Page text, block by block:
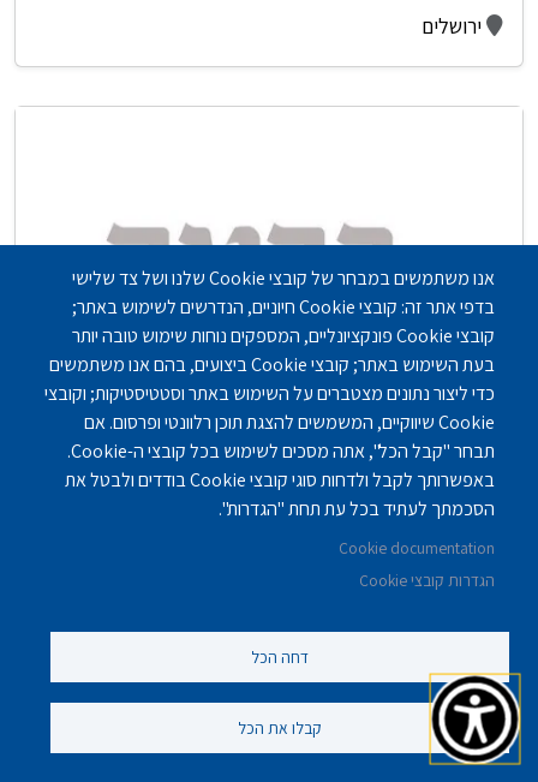
ירושלים
דיור מוגן בירושלים - אחוזת בית הכרם
אנו משתמשים במבחר של קובצי Cookie שלנו ושל צד שלישי
בדפי אתר זה: קובצי Cookie חיוניים, הנדרשים לשימוש באתר;
קובצי Cookie פונקציונליים, המספקים נוחות שימוש טובה יותר
בעת השימוש באתר; קובצי Cookie ביצועים, בהם אנו משתמשים
כדי ליצור נתונים מצטברים על השימוש באתר וסטטיסטיקות; וקובצי
Cookie שיווקיים, המשמשים להצגת תוכן רלוונטי ופרסום. אם
תבחר "קבל הכל", אתה מסכים לשימוש בכל קובצי ה-Cookie.
באפשרותך לקבל ולדחות סוגי קובצי Cookie בודדים ולבטל את
הסכמתך לעתיד בכל עת תחת "הגדרות".
Cookie documentation
הגדרות קובצי Cookie
דחה הכל
קבלו את הכל